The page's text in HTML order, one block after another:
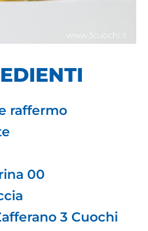
raffermo
00
3 Cuochi